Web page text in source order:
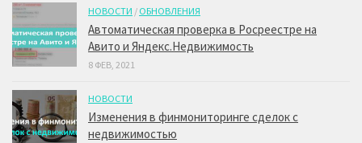
НОВОСТИ / ОБНОВЛЕНИЯ
Автоматическая проверка в Росреестре на
Авито и Яндекс.Недвижимость
8 ФЕВ, 2021
НОВОСТИ
Изменения в финмониторинге сделок с
недвижимостью